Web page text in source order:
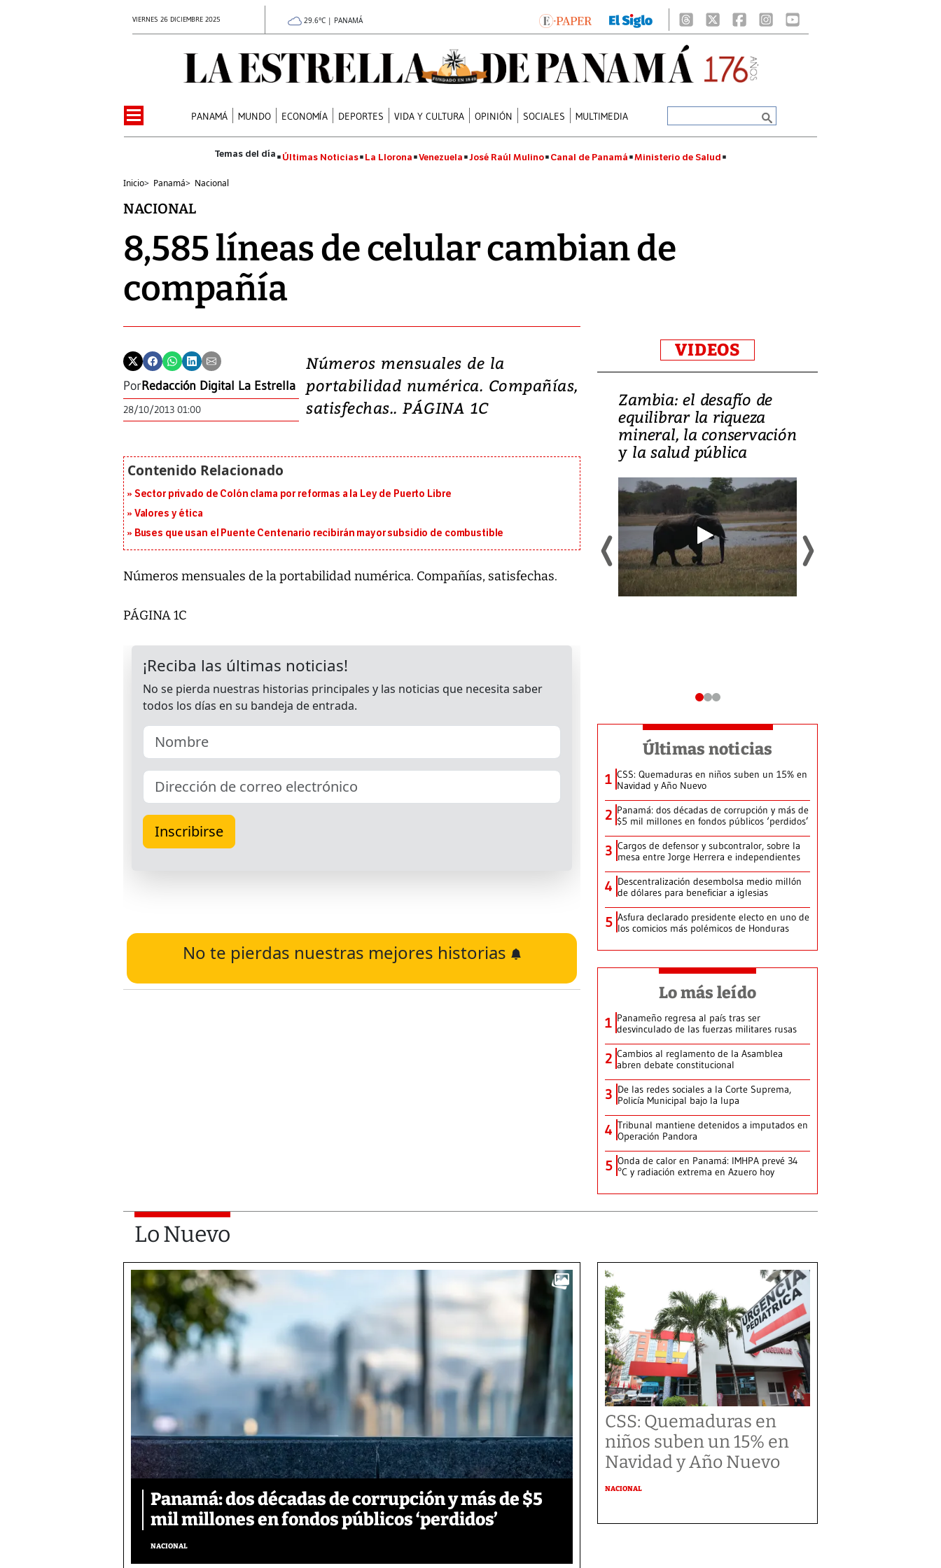
VIERNES 26 DICIEMBRE 2025 29.6°C | PANAMÁ
PANAMÁ MUNDO ECONOMÍA DEPORTES VIDA Y CULTURA OPINIÓN SOCIALES MULTIMEDIA
Últimas Noticias La Llorona Venezuela José Raúl Mulino Canal de Panamá Ministerio de Salud
Inicio> Panamá> Nacional
NACIONAL
8,585 líneas de celular cambian de
compañía
PorRedacción Digital La Estrella
28/10/2013 01:00
Números mensuales de la
portabilidad numérica. Compañías,
satisfechas.. PÁGINA 1C
Sector privado de Colón clama por reformas a la Ley de Puerto Libre
Valores y ética
Buses que usan el Puente Centenario recibirán mayor subsidio de combustible
Números mensuales de la portabilidad numérica. Compañías, satisfechas.
PÁGINA 1C
No te pierdas nuestras mejores historias
VIDEOS
Video: Zambia y
Panamá, las dos caras
yacimiento.
Zambia: el desafío de
equilibrar la riqueza
mineral, la conservación
y la salud pública
Últimas noticias
1 CSS: Quemaduras en niños suben un 15% en
Navidad y Año Nuevo
2 Panamá: dos décadas de corrupción y más de
$5 mil millones en fondos públicos ‘perdidos’
3 Cargos de defensor y subcontralor, sobre la
mesa entre Jorge Herrera e independientes
4 Descentralización desembolsa medio millón
de dólares para beneficiar a iglesias
5 Asfura declarado presidente electo en uno de
los comicios más polémicos de Honduras
Lo más leído
1 Panameño regresa al país tras ser
desvinculado de las fuerzas militares rusas
2 Cambios al reglamento de la Asamblea
abren debate constitucional
3 De las redes sociales a la Corte Suprema,
Policía Municipal bajo la lupa
4 Tribunal mantiene detenidos a imputados en
Operación Pandora
5 Onda de calor en Panamá: IMHPA prevé 34
°C y radiación extrema en Azuero hoy
Lo Nuevo
Panamá: dos décadas de corrupción y más de $5
mil millones en fondos públicos ‘perdidos’
NACIONAL
CSS: Quemaduras en
niños suben un 15% en
Navidad y Año Nuevo
NACIONAL